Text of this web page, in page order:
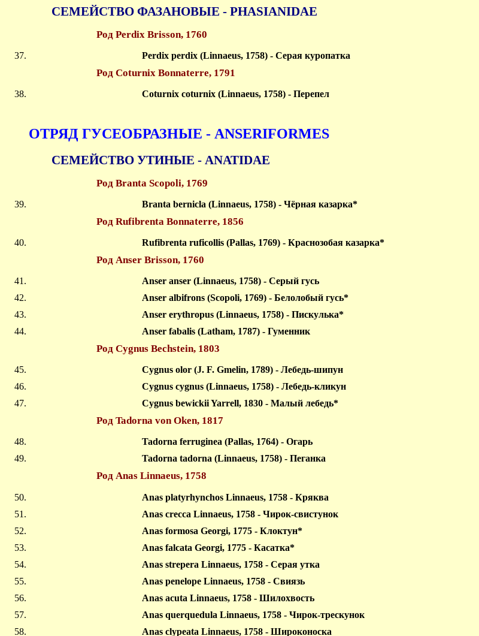
СЕМЕЙСТВО ФАЗАНОВЫЕ - PHASIANIDAE
Род Perdix Brisson, 1760
Perdix perdix (Linnaeus, 1758) - Серая куропатка
Род Coturnix Bonnaterre, 1791
Coturnix coturnix (Linnaeus, 1758) - Перепел
ОТРЯД ГУСЕОБРАЗНЫЕ - ANSERIFORMES
СЕМЕЙСТВО УТИНЫЕ - ANATIDAE
Род Branta Scopoli, 1769
Branta bernicla (Linnaeus, 1758) - Чёрная казарка*
Род Rufibrenta Bonnaterre, 1856
Rufibrenta ruficollis (Pallas, 1769) - Краснозобая казарка*
Род Anser Brisson, 1760
Anser anser (Linnaeus, 1758) - Серый гусь
Anser albifrons (Scopoli, 1769) - Белолобый гусь*
Anser erythropus (Linnaeus, 1758) - Пискулька*
Anser fabalis (Latham, 1787) - Гуменник
Род Cygnus Bechstein, 1803
Cygnus olor (J. F. Gmelin, 1789) - Лебедь-шипун
Cygnus cygnus (Linnaeus, 1758) - Лебедь-кликун
Cygnus bewickii Yarrell, 1830 - Малый лебедь*
Род Tadorna von Oken, 1817
Tadorna ferruginea (Pallas, 1764) - Огарь
Tadorna tadorna (Linnaeus, 1758) - Пеганка
Род Anas Linnaeus, 1758
Anas platyrhynchos Linnaeus, 1758 - Кряква
Anas crecca Linnaeus, 1758 - Чирок-свистунок
Anas formosa Georgi, 1775 - Клоктун*
Anas falcata Georgi, 1775 - Касатка*
Anas strepera Linnaeus, 1758 - Серая утка
Anas penelope Linnaeus, 1758 - Свиязь
Anas acuta Linnaeus, 1758 - Шилохвость
Anas querquedula Linnaeus, 1758 - Чирок-трескунок
Anas clypeata Linnaeus, 1758 - Широконоска